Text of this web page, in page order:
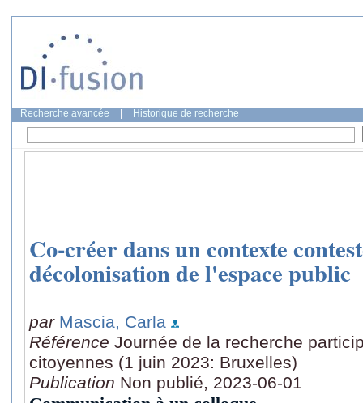
Recherche avancée Historique de recherche
Co-créer dans un contexte
décolonisation de l'espace public
par Mascia, Carla
Référence Journée de la recherche
citoyennes (1 juin 2023: Bruxelles)
Publication Non publié, 2023-06-01